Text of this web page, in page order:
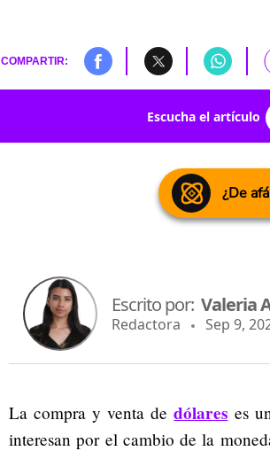
COMPARTIR:
Escucha el artículo
¿De
Escrito por: Valeria
Redactora Sep 9,
La compra y venta dedólares es
interesan por el cambio de la